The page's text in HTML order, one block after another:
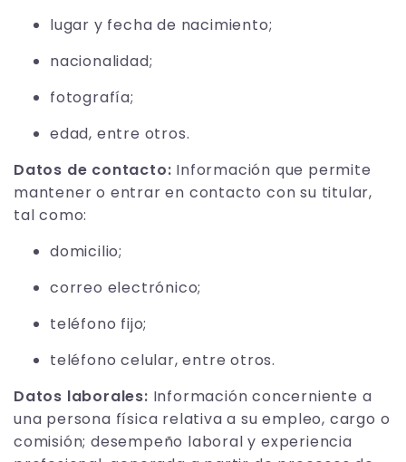
lugar y fecha de nacimiento;
nacionalidad;
fotografía;
edad, entre otros.
Datos de contacto: Información que permite
mantener o entrar en contacto con su titular,
tal como:
domicilio;
correo electrónico;
teléfono fijo;
teléfono celular, entre otros.
Datos laborales: Información concerniente a
una persona física relativa a su empleo, cargo o
comisión; desempeño laboral y experiencia